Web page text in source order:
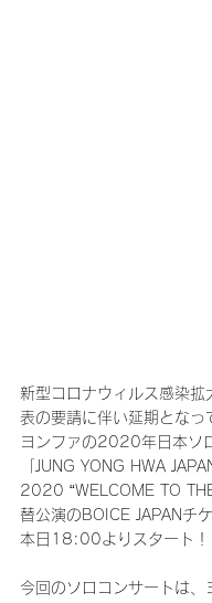
新型コロナウィルス感染拡
表の要請に伴い延期となっ
ヨンファの2020年日本ソ
「JUNG YONG HWA
2020 “WELCOME TO THE
替公演のBOICE JAPANチ
本日18:00よりスタート！
今回のソロコンサートは、